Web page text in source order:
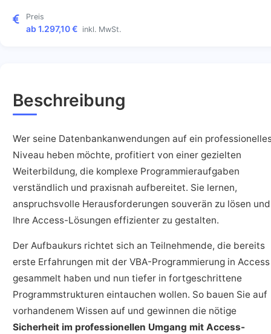
Preis
ab 1.297,10 € inkl. MwSt.
Beschreibung
Wer seine Datenbankanwendungen auf ein
Niveau heben möchte, profitiert von einer gezielten
Weiterbildung, die komplexe Programmieraufgaben
verständlich und praxisnah aufbereitet. Sie lernen,
anspruchsvolle Herausforderungen souverän zu lösen und
Ihre Access-Lösungen effizienter zu gestalten.
Der Aufbaukurs richtet sich an Teilnehmende, die bereits
erste Erfahrungen mit der VBA-Programmierung in Access
gesammelt haben und nun tiefer in fortgeschrittene
Programmstrukturen eintauchen wollen. So bauen Sie auf
vorhandenem Wissen auf und gewinnen die nötige
Sicherheit im professionellen Umgang mit Access-